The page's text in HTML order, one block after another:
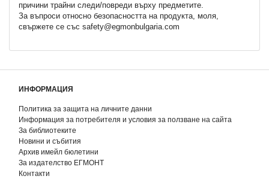
причини трайни следи/повреди върху предметите.
За въпроси относно безопасността на продукта, моля,
свържете се със safety@egmonbulgaria.com
ИНФОРМАЦИЯ
Политика за защита на личните данни
Информация за потребителя и условия за ползване на сайта
За библиотеките
Новини и събития
Архив имейл бюлетини
За издателство ЕГМОНТ
Контакти